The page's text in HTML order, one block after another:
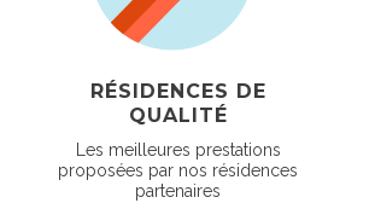
RÉSIDENCES DE
QUALITÉ
Les meilleures prestations
proposées par nos résidences
partenaires